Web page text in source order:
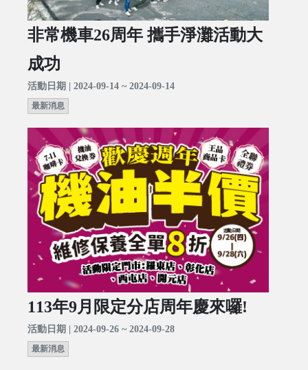
非常機車26周年 攜手淨灘活動大
成功
活動日期 | 2024-09-14 ~ 2024-09-14
最新消息
113年9月限定分店周年慶來囉!
活動日期 | 2024-09-26 ~ 2024-09-28
最新消息